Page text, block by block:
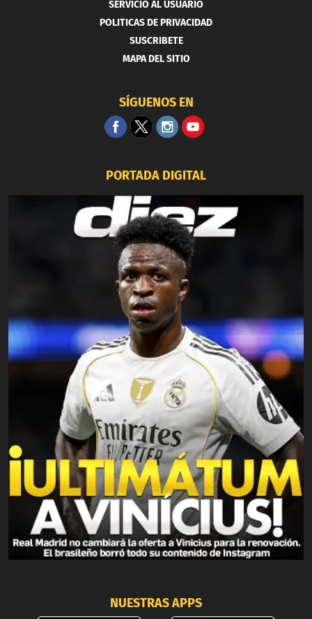
SERVICIO AL USUARIO
POLITICAS DE PRIVACIDAD
SUSCRIBETE
MAPA DEL SITIO
SÍGUENOS EN
PORTADA DIGITAL
NUESTRAS APPS